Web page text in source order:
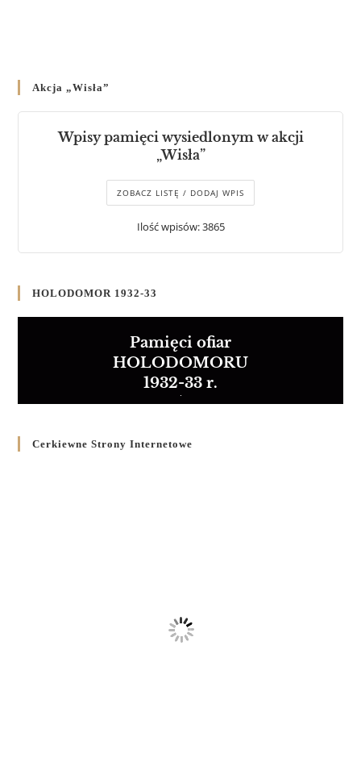
Akcja „Wisła”
Wpisy pamięci wysiedlonym w akcji
„Wisła”
ZOBACZ LISTĘ / DODAJ WPIS
Ilość wpisów: 3865
HOLODOMOR 1932-33
Pamięci ofiar
HOLODOMORU
1932-33 r.
Cerkiewne Strony Internetowe